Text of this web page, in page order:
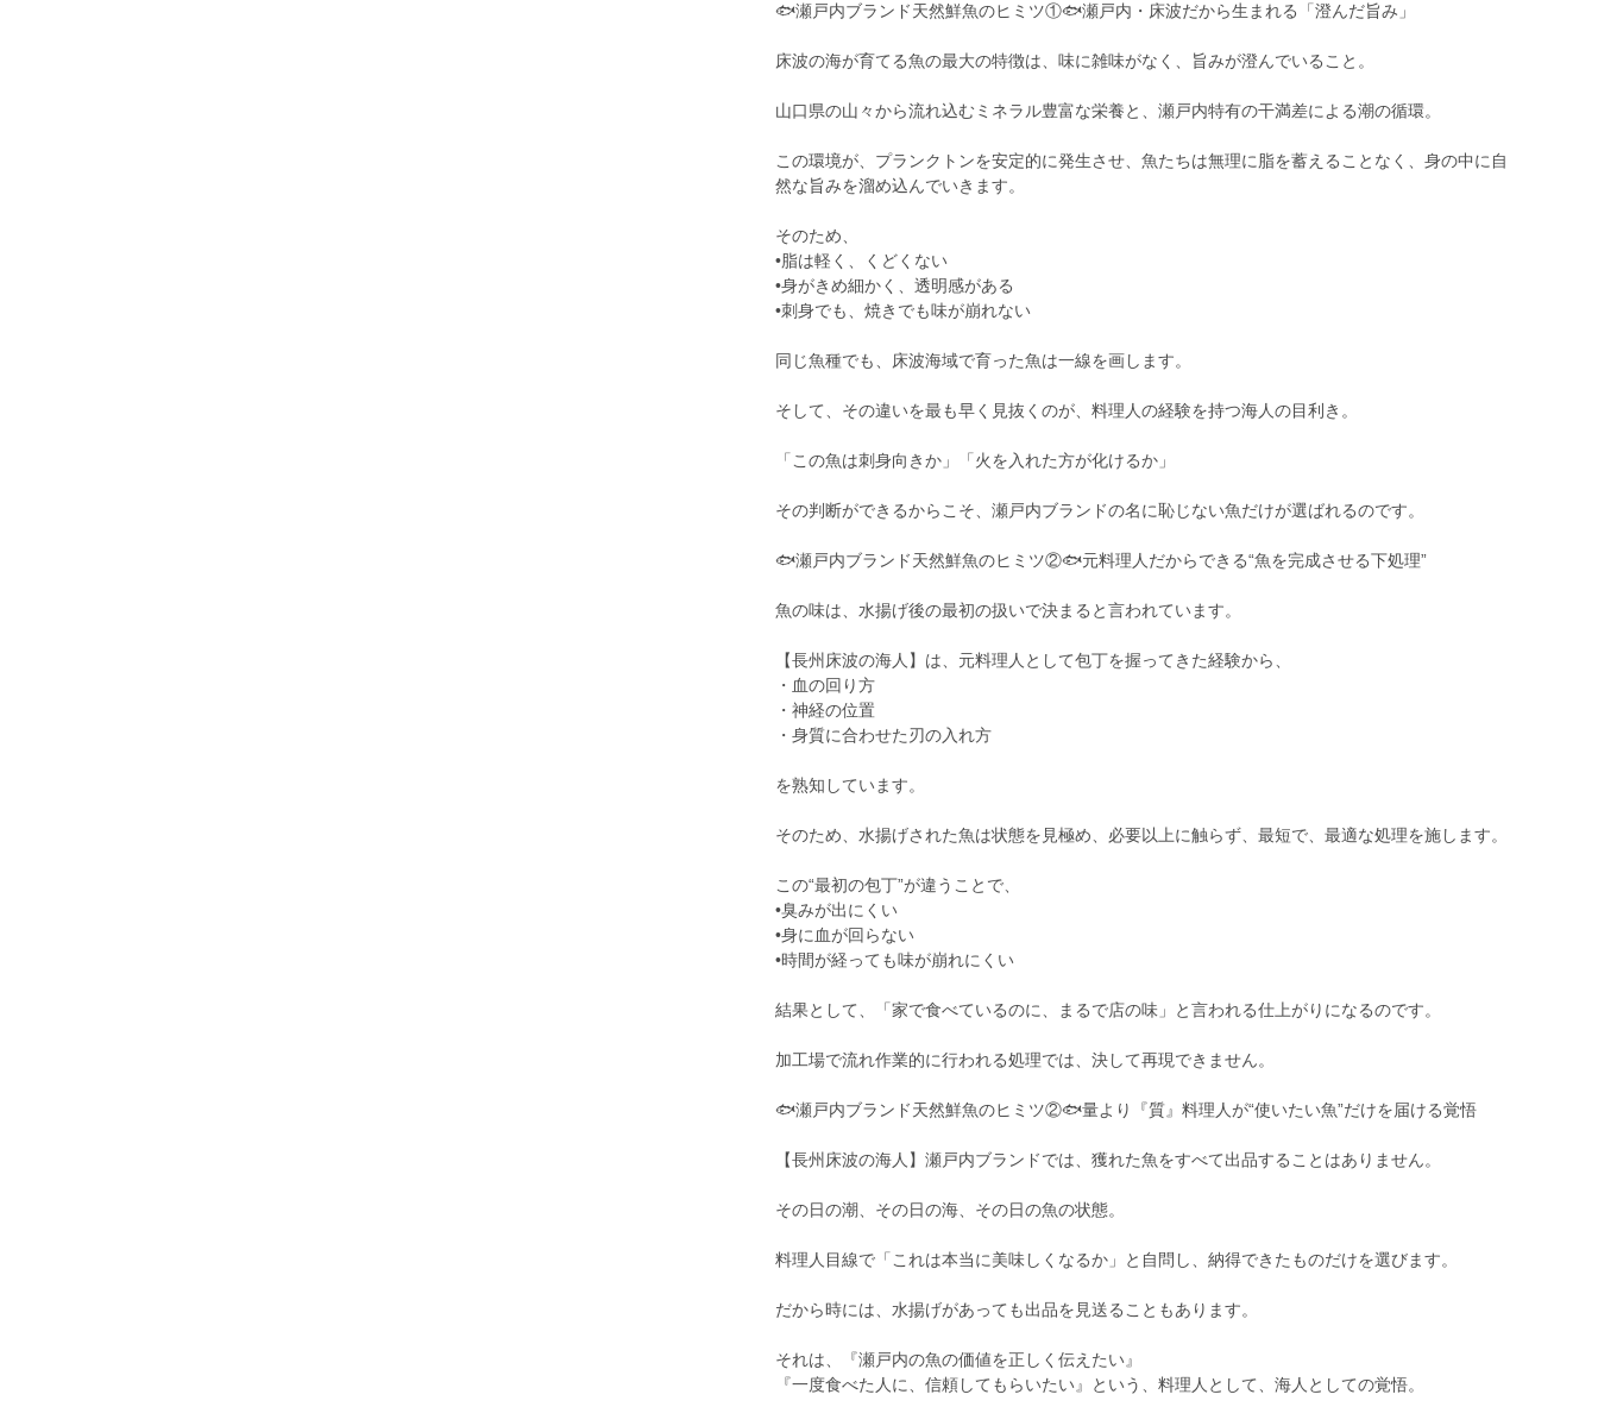
🐟瀬戸内ブランド天然鮮魚のヒミツ①🐟瀬戸内・床波だから生まれる「澄んだ旨み」
床波の海が育てる魚の最大の特徴は、味に雑味がなく、旨みが澄んでいること。
山口県の山々から流れ込むミネラル豊富な栄養と、瀬戸内特有の干満差による潮の循環。
この環境が、プランクトンを安定的に発生させ、魚たちは無理に脂を蓄えることなく、身の中に自
然な旨みを溜め込んでいきます。
そのため、
•脂は軽く、くどくない
•身がきめ細かく、透明感がある
•刺身でも、焼きでも味が崩れない
同じ魚種でも、床波海域で育った魚は一線を画します。
そして、その違いを最も早く見抜くのが、料理人の経験を持つ海人の目利き。
「この魚は刺身向きか」「火を入れた方が化けるか」
その判断ができるからこそ、瀬戸内ブランドの名に恥じない魚だけが選ばれるのです。
🐟瀬戸内ブランド天然鮮魚のヒミツ②🐟元料理人だからできる“魚を完成させる下処理”
魚の味は、水揚げ後の最初の扱いで決まると言われています。
【長州床波の海人】は、元料理人として包丁を握ってきた経験から、
・血の回り方
・神経の位置
・身質に合わせた刃の入れ方
を熟知しています。
そのため、水揚げされた魚は状態を見極め、必要以上に触らず、最短で、最適な処理を施します。
この“最初の包丁”が違うことで、
•臭みが出にくい
•身に血が回らない
•時間が経っても味が崩れにくい
結果として、「家で食べているのに、まるで店の味」と言われる仕上がりになるのです。
加工場で流れ作業的に行われる処理では、決して再現できません。
🐟瀬戸内ブランド天然鮮魚のヒミツ②🐟量より『質』料理人が“使いたい魚”だけを届ける覚悟
【長州床波の海人】瀬戸内ブランドでは、獲れた魚をすべて出品することはありません。
その日の潮、その日の海、その日の魚の状態。
料理人目線で「これは本当に美味しくなるか」と自問し、納得できたものだけを選びます。
だから時には、水揚げがあっても出品を見送ることもあります。
それは、『瀬戸内の魚の価値を正しく伝えたい』
『一度食べた人に、信頼してもらいたい』という、料理人として、海人としての覚悟。